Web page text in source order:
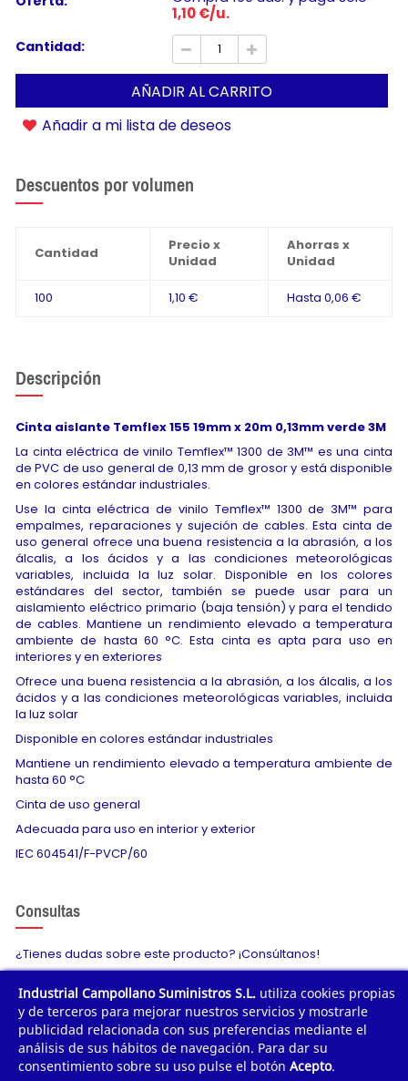
1,10 €/u.
Cantidad:
AÑADIR AL CARRITO
Añadir a mi lista de deseos
Descuentos por volumen
Cantidad
Precio x
Unidad
Ahorras x
Unidad
100 1,10 € Hasta 0,06 €
Descripción
Cinta aislante Temflex 155 19mm x 20m 0,13mm verde 3M
La cinta eléctrica de vinilo Temflex™ 1300 de 3M™ es una cinta
de PVC de uso general de 0,13 mm de grosor y está disponible
en colores estándar industriales.
Use la cinta eléctrica de vinilo Temflex™ 1300 de 3M™ para
empalmes, reparaciones y sujeción de cables. Esta cinta de
uso general ofrece una buena resistencia a la abrasión, a los
álcalis, a los ácidos y a las condiciones meteorológicas
variables, incluida la luz solar. Disponible en los colores
estándares del sector, también se puede usar para un
aislamiento eléctrico primario (baja tensión) y para el tendido
de cables. Mantiene un rendimiento elevado a temperatura
ambiente de hasta 60 °C. Esta cinta es apta para uso en
interiores y en exteriores
Ofrece una buena resistencia a la abrasión, a los álcalis, a los
ácidos y a las condiciones meteorológicas variables, incluida
la luz solar
Disponible en colores estándar industriales
Mantiene un rendimiento elevado a temperatura ambiente de
hasta 60 °C
Cinta de uso general
Adecuada para uso en interior y exterior
IEC 604541/F-PVCP/60
Consultas
¿Tienes dudas sobre este producto? ¡Consúltanos!
Envíanos tu consulta
Industrial Campollano Suministros S.L. utiliza cookies propias
y de terceros para mejorar nuestros servicios y mostrarle
publicidad relacionada con sus preferencias mediante el
análisis de sus hábitos de navegación. Para dar su
consentimiento sobre su uso pulse el botón Acepto.